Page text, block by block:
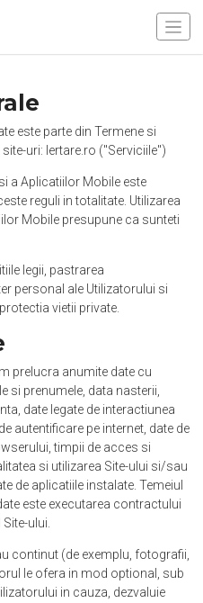
este parte din Termene si
uri: Iertare.ro ("Serviciile")
a Aplicatiilor Mobile este
reguli in totalitate. Utilizarea
Mobile presupune ca sunteti
legii, pastrarea
personal ale Utilizatorului si
vietii private.
prelucra anumite date cu
si prenumele, data nasterii,
date legate de interactiunea
autentificare pe internet, date de
timpii de acces si
si utilizarea Site-ului si/sau
de aplicatiile instalate. Temeiul
este executarea contractului
ului.
continut (de exemplu, fotografii,
le ofera in mod optional, sub
in cauza, dezvaluie